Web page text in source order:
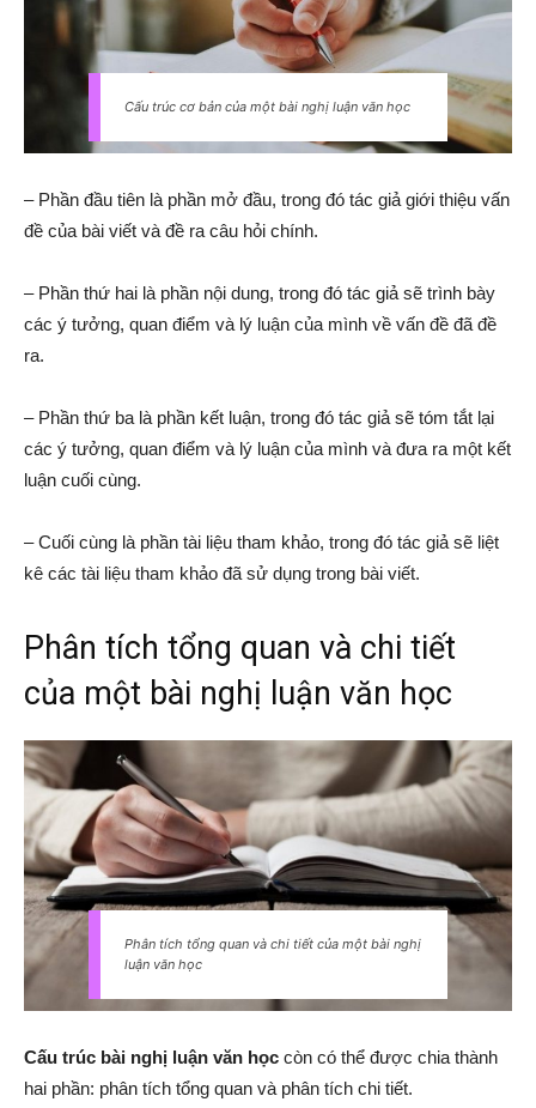
Cấu trúc cơ bản của một bài nghị luận văn học
– Phần đầu tiên là phần mở đầu, trong đó tác giả giới thiệu vấn
đề của bài viết và đề ra câu hỏi chính.
– Phần thứ hai là phần nội dung, trong đó tác giả sẽ trình bày
các ý tưởng, quan điểm và lý luận của mình về vấn đề đã đề
ra.
– Phần thứ ba là phần kết luận, trong đó tác giả sẽ tóm tắt lại
các ý tưởng, quan điểm và lý luận của mình và đưa ra một kết
luận cuối cùng.
– Cuối cùng là phần tài liệu tham khảo, trong đó tác giả sẽ liệt
kê các tài liệu tham khảo đã sử dụng trong bài viết.
Phân tích tổng quan và chi tiết
của một bài nghị luận văn học
Phân tích tổng quan và chi tiết của một bài nghị
luận văn học
Cấu trúc bài nghị luận văn học còn có thể được chia thành
hai phần: phân tích tổng quan và phân tích chi tiết.